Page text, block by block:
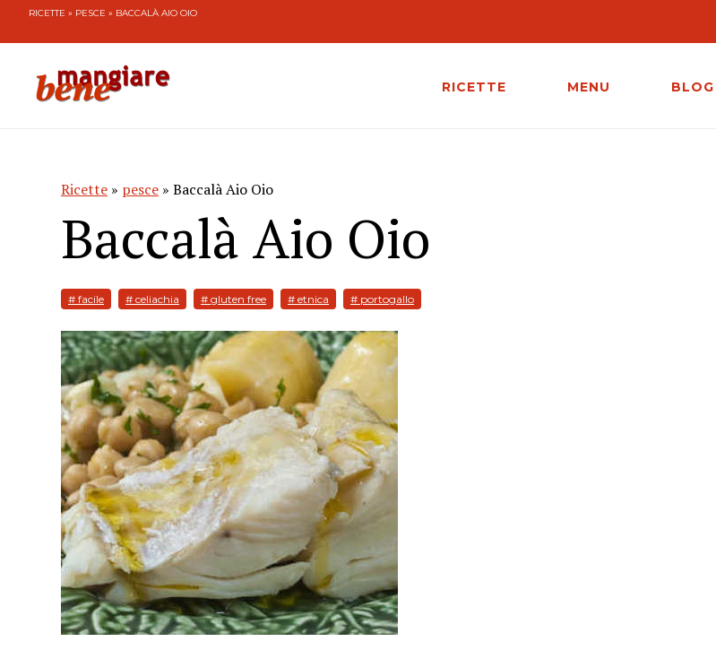
RICETTE » PESCE » BACCALÀ AIO OIO
RICETTE MENU BLOG
Ricette » pesce » Baccalà Aio Oio
Baccalà Aio Oio
# facile # celiachia # gluten free # etnica # portogallo